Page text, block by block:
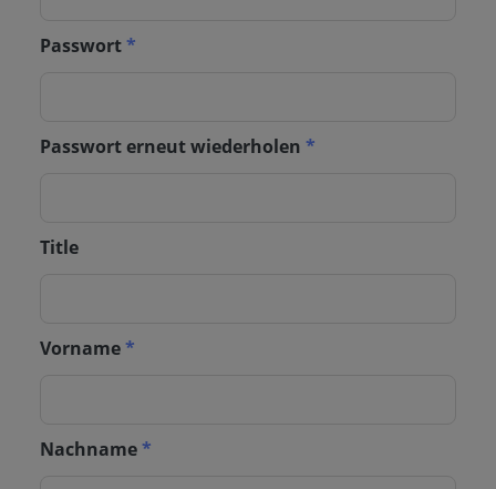
Passwort*
Passwort erneut wiederholen *
Title
Vorname*
Nachname*